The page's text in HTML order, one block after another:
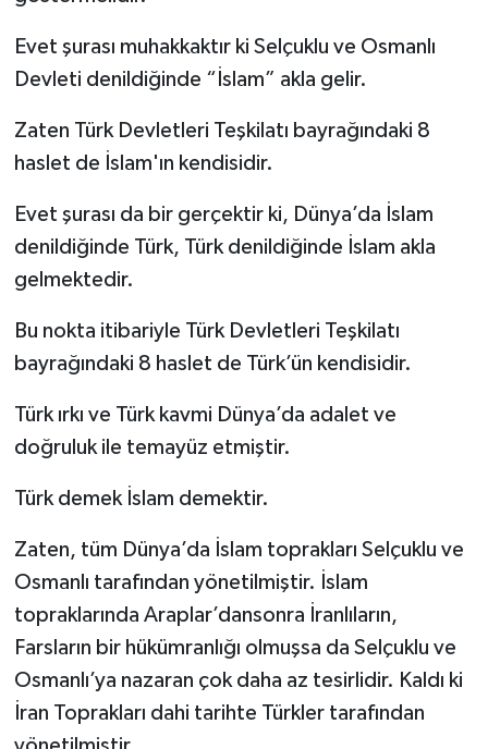
Evet şurası muhakkaktır ki Selçuklu ve Osmanlı
Devleti denildiğinde “İslam” akla gelir.
Zaten Türk Devletleri Teşkilatı bayrağındaki 8
haslet de İslam'ın kendisidir.
Evet şurası da bir gerçektir ki, Dünya’da İslam
denildiğinde Türk, Türk denildiğinde İslam akla
gelmektedir.
Bu nokta itibariyle Türk Devletleri Teşkilatı
bayrağındaki 8 haslet de Türk’ün kendisidir.
Türk ırkı ve Türk kavmi Dünya’da adalet ve
doğruluk ile temayüz etmiştir.
Türk demek İslam demektir.
Zaten, tüm Dünya’da İslam toprakları Selçuklu ve
Osmanlı tarafından yönetilmiştir. İslam
topraklarında Araplar’dansonra İranlıların,
Farsların bir hükümranlığı olmuşsa da Selçuklu ve
Osmanlı’ya nazaran çok daha az tesirlidir. Kaldı ki
İran Toprakları dahi tarihte Türkler tarafından